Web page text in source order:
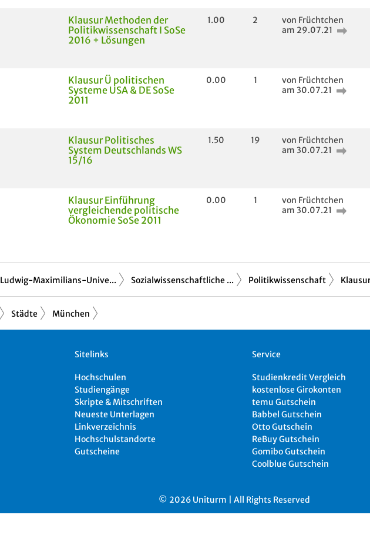
Klausur Methoden der
Politikwissenschaft I SoSe
2016 + Lösungen
1.00 2
von Früchtchen
am 29.07.21
Klausur Ü politischen
Systeme USA & DE SoSe
2011
0.00 1
von Früchtchen
am 30.07.21
Klausur Politisches
System Deutschlands WS
15/16
1.50 19
von Früchtchen
am 30.07.21
Klausur Einführung
vergleichende politische
Ökonomie SoSe 2011
0.00 1
von Früchtchen
am 30.07.21
Ludwig-Maximilians-Unive... Sozialwissenschaftliche ... Politikwissenschaft
Städte München
Sitelinks
Hochschulen
Studiengänge
Skripte & Mitschriften
Neueste Unterlagen
Linkverzeichnis
Hochschulstandorte
Gutscheine
Service
Studienkredit Vergleich
kostenlose Girokonten
temu Gutschein
Babbel Gutschein
Otto Gutschein
ReBuy Gutschein
Gomibo Gutschein
Coolblue Gutschein
© 2026 Uniturm | All Rights Reserved